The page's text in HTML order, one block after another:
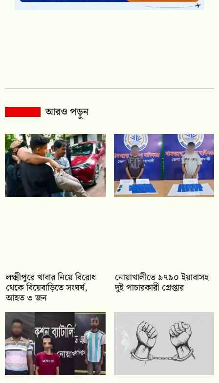
আরও পড়ুন
লক্ষ্মীপুরে খাবার নিয়ে বিরোধ
থেকে বিয়েবাড়িতে সংঘর্ষ,
আহত ৩ জন
নোয়াখালীতে ৯৭৯০ ইয়াবাসহ
দুই পাচারকারী গ্রেপ্তার